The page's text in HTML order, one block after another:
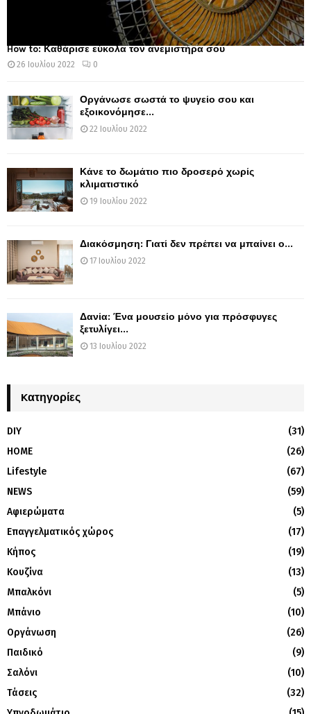
How to: Καθάρισε εύκολα τον ανεμιστήρα σου
26 Ιουλίου 2022 0
Οργάνωσε σωστά το ψυγείο σου και
εξοικονόμησε...
22 Ιουλίου 2022
Κάνε το δωμάτιο πιο δροσερό χωρίς
κλιματιστικό
19 Ιουλίου 2022
Διακόσμηση: Γιατί δεν πρέπει να μπαίνει ο...
17 Ιουλίου 2022
Δανία: Ένα μουσείο μόνο για πρόσφυγες
ξετυλίγει...
13 Ιουλίου 2022
Kατηγορίες
DIY
(31)
HOME
(26)
Lifestyle
(67)
NEWS
(59)
Αφιερώματα
(5)
Επαγγελματικός χώρος
(17)
Κήπος
(19)
Κουζίνα
(13)
Μπαλκόνι
(5)
Μπάνιο
(10)
Οργάνωση
(26)
Παιδικό
(9)
Σαλόνι
(10)
Τάσεις
(32)